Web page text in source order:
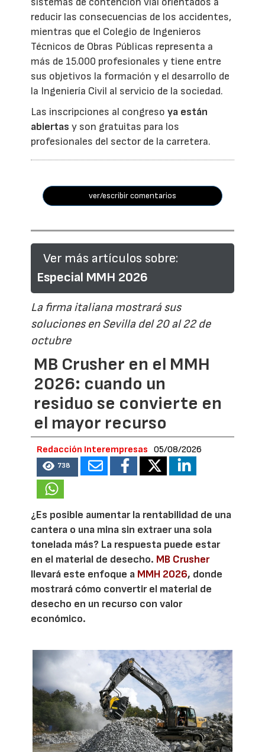
reducir las consecuencias de los accidentes,
mientras que el Colegio de Ingenieros
Técnicos de Obras Públicas representa a
más de 15.000 profesionales y tiene entre
sus objetivos la formación y el desarrollo de
la Ingeniería Civil al servicio de la sociedad.
Las inscripciones al congresoya están
abiertas y son gratuitas para los
profesionales del sector de la carretera.
ver/escribir comentarios
Ver más artículos sobre:
Especial MMH 2026
La firma italiana mostrará sus
soluciones en Sevilla del 20 al 22 de
octubre
MB Crusher en el MMH
2026: cuando un
residuo se convierte en
el mayor recurso
Redacción Interempresas 05/08/2026
738
¿Es posible aumentar la rentabilidad de una
cantera o una mina sin extraer una sola
tonelada más? La respuesta puede estar
en el material de desecho. MB Crusher
llevará este enfoque a MMH 2026, donde
mostrará cómo convertir el material de
desecho en un recurso con valor
económico.